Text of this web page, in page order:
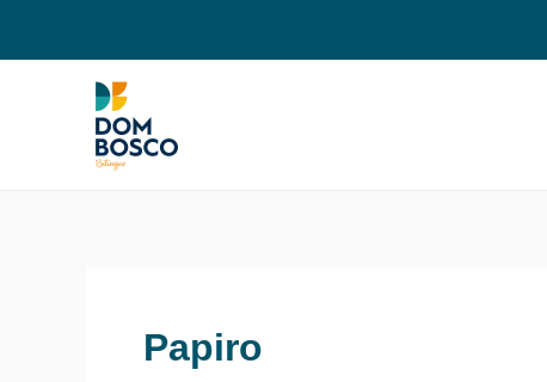
Papiro